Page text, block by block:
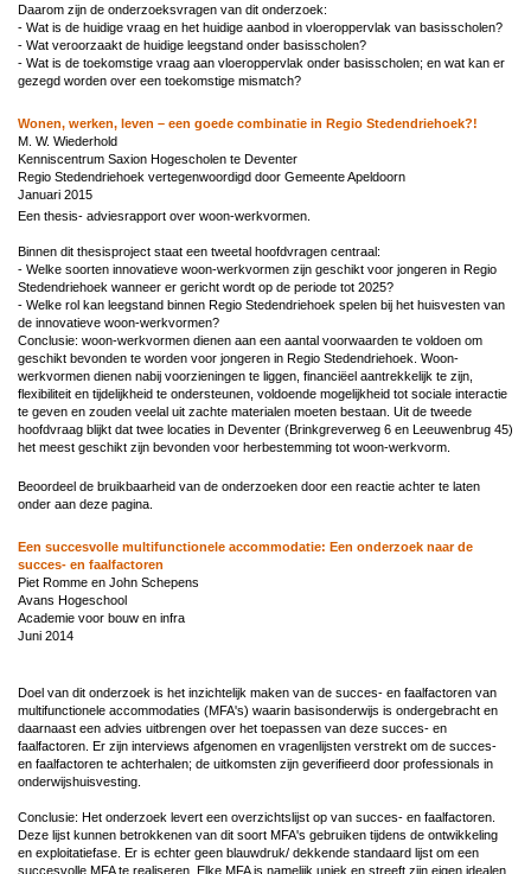
Daarom zijn de onderzoeksvragen van dit onderzoek:
- Wat is de huidige vraag en het huidige aanbod in vloeroppervlak van basisscholen?
- Wat veroorzaakt de huidige leegstand onder basisscholen?
- Wat is de toekomstige vraag aan vloeroppervlak onder basisscholen; en wat kan er
gezegd worden over een toekomstige mismatch?
Wonen, werken, leven – een goede combinatie in Regio Stedendriehoek?!
M. W. Wiederhold
Kenniscentrum Saxion Hogescholen te Deventer
Regio Stedendriehoek vertegenwoordigd door Gemeente Apeldoorn
Januari 2015
Een thesis- adviesrapport over woon-werkvormen.
Binnen dit thesisproject staat een tweetal hoofdvragen centraal:
- Welke soorten innovatieve woon-werkvormen zijn geschikt voor jongeren in Regio
Stedendriehoek wanneer er gericht wordt op de periode tot 2025?
- Welke rol kan leegstand binnen Regio Stedendriehoek spelen bij het huisvesten van
de innovatieve woon-werkvormen?
Conclusie: woon-werkvormen dienen aan een aantal voorwaarden te voldoen om
geschikt bevonden te worden voor jongeren in Regio Stedendriehoek. Woon-
werkvormen dienen nabij voorzieningen te liggen, financiëel aantrekkelijk te zijn,
flexibiliteit en tijdelijkheid te ondersteunen, voldoende mogelijkheid tot sociale interactie
te geven en zouden veelal uit zachte materialen moeten bestaan. Uit de tweede
hoofdvraag blijkt dat twee locaties in Deventer (Brinkgreverweg 6 en Leeuwenbrug 45)
het meest geschikt zijn bevonden voor herbestemming tot woon-werkvorm.
Beoordeel de bruikbaarheid van de onderzoeken door een reactie achter te laten
onder aan deze pagina.
Een succesvolle multifunctionele accommodatie: Een onderzoek naar de
succes- en faalfactoren
Piet Romme en John Schepens
Avans Hogeschool
Academie voor bouw en infra
Juni 2014
Doel van dit onderzoek is het inzichtelijk maken van de succes- en faalfactoren van
multifunctionele accommodaties (MFA's) waarin basisonderwijs is ondergebracht en
daarnaast een advies uitbrengen over het toepassen van deze succes- en
faalfactoren. Er zijn interviews afgenomen en vragenlijsten verstrekt om de succes-
en faalfactoren te achterhalen; de uitkomsten zijn geverifieerd door professionals in
onderwijshuisvesting.
Conclusie: Het onderzoek levert een overzichtslijst op van succes- en faalfactoren.
Deze lijst kunnen betrokkenen van dit soort MFA's gebruiken tijdens de ontwikkeling
en exploitatiefase. Er is echter geen blauwdruk/ dekkende standaard lijst om een
succesvolle MFA te realiseren. Elke MFA is namelijk uniek en streeft zijn eigen idealen